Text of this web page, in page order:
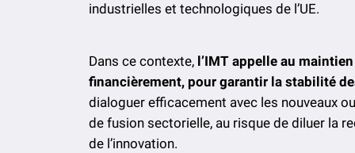
industrielles et technologiques de l’UE.
Dans ce contexte, l’IMT appelle au
financièrement, pour garantir la stabilité
dialoguer efficacement avec les nouveaux
de fusion sectorielle, au risque de diluer la
de l’innovation.